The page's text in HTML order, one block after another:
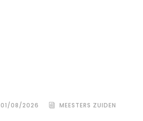
01/08/2026 MEESTERS ZUIDEN